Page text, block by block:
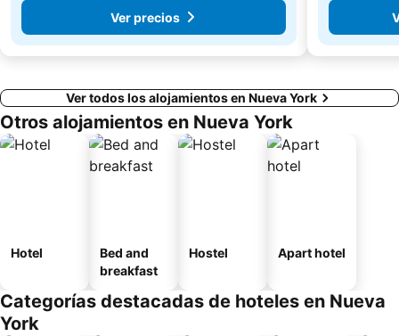
Ver precios
Ver todos los alojamientos en Nueva York
Otros alojamientos en Nueva York
Hotel
Bed and
breakfast
Hostel Apart hotel
Categorías destacadas de hoteles en Nueva
York